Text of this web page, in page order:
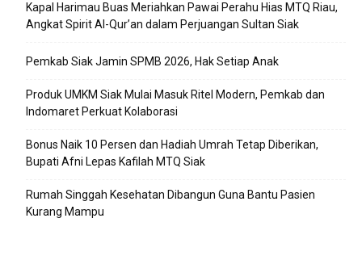
Kapal Harimau Buas Meriahkan Pawai Perahu Hias MTQ Riau,
Angkat Spirit Al-Qur’an dalam Perjuangan Sultan Siak
Pemkab Siak Jamin SPMB 2026, Hak Setiap Anak
Produk UMKM Siak Mulai Masuk Ritel Modern, Pemkab dan
Indomaret Perkuat Kolaborasi
Bonus Naik 10 Persen dan Hadiah Umrah Tetap Diberikan,
Bupati Afni Lepas Kafilah MTQ Siak
Rumah Singgah Kesehatan Dibangun Guna Bantu Pasien
Kurang Mampu